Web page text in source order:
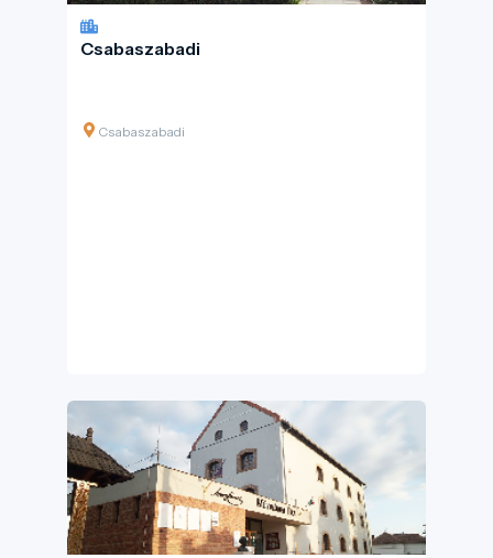
Csabaszabadi
Csabaszabadi